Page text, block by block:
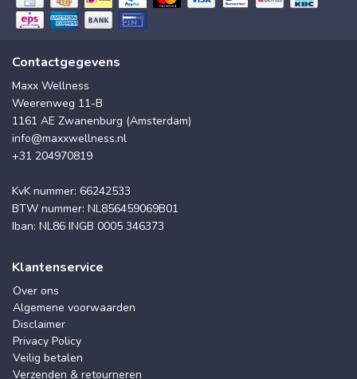
Contactgegevens
Maxx Wellness
Weerenweg 11-B
1161 AE Zwanenburg (Amsterdam)
info@maxxwellness.nl
+31 204970819
KvK nummer: 66242533
BTW nummer: NL856459069B01
Iban: NL86 INGB 0005 346373
Klantenservice
Over ons
Algemene voorwaarden
Disclaimer
Privacy Policy
Veilig betalen
Verzenden & retourneren